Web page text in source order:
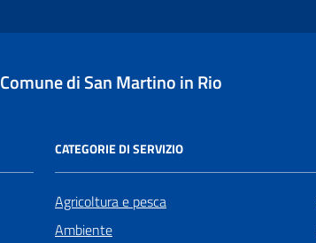
Comune di San Martino in Rio
CATEGORIE DI SERVIZIO
Agricoltura e pesca
Ambiente